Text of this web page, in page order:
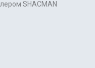
SHACMAN